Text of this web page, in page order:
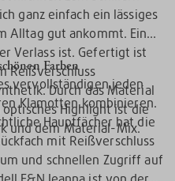
ganz einfach ein lässiges
Alltag gut ankommt. Eine
Verlass ist. Gefertigt ist
Reißverschluss
Durch das Material
Highlight ist die
und dem Material-Mix.
Farben
vervollständigen jeden
Klamotten kombinieren.
Hauptfächer hat die
mit Reißverschluss
und schnellen Zugriff auf